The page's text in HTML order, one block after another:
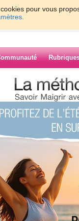
pour vous
Cétogène ou le régime
le régime